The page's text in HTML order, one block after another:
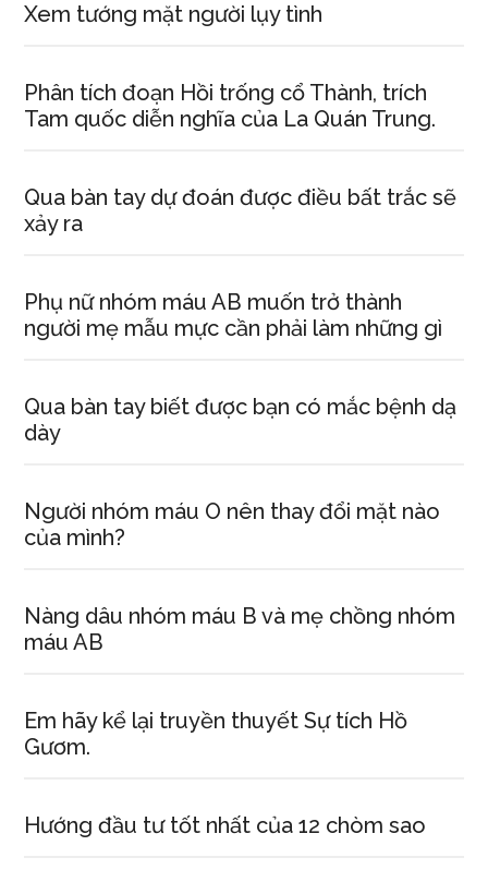
Xem tướng mặt người lụy tình
Phân tích đoạn Hồi trống cổ Thành, trích
Tam quốc diễn nghĩa của La Quán Trung.
Qua bàn tay dự đoán được điều bất trắc sẽ
xảy ra
Phụ nữ nhóm máu AB muốn trở thành
người mẹ mẫu mực cần phải làm những gì
Qua bàn tay biết được bạn có mắc bệnh dạ
dày
Người nhóm máu O nên thay đổi mặt nào
của mình?
Nàng dâu nhóm máu B và mẹ chồng nhóm
máu AB
Em hãy kể lại truyền thuyết Sự tích Hồ
Gươm.
Hướng đầu tư tốt nhất của 12 chòm sao